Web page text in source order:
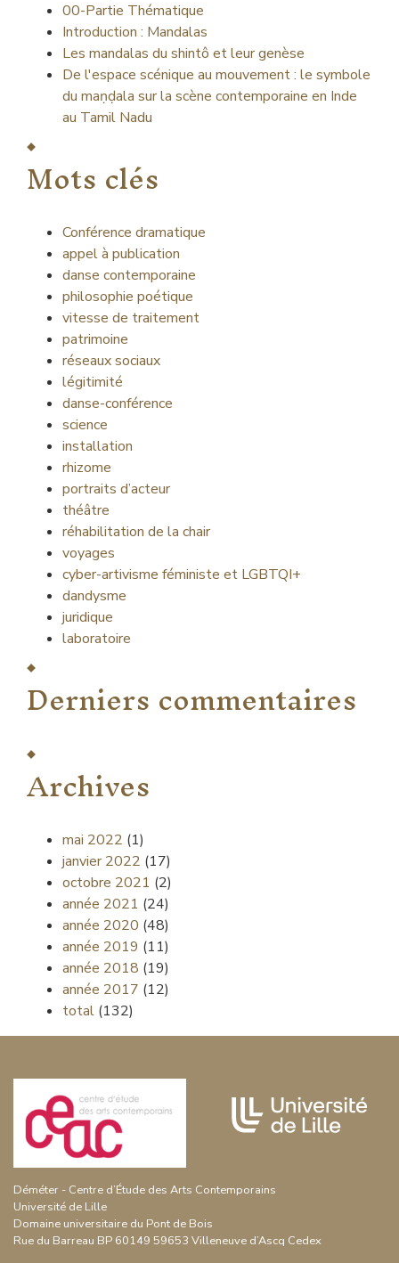
00-Partie Thématique
Introduction : Mandalas
Les mandalas du shintô et leur genèse
De l'espace scénique au mouvement : le symbole
du maṇḍala sur la scène contemporaine en Inde
au Tamil Nadu
Mots clés
Conférence dramatique
appel à publication
danse contemporaine
philosophie poétique
vitesse de traitement
patrimoine
réseaux sociaux
légitimité
danse-conférence
science
installation
rhizome
portraits d’acteur
théâtre
réhabilitation de la chair
voyages
cyber-artivisme féministe et LGBTQI+
dandysme
juridique
laboratoire
Derniers commentaires
Archives
mai 2022 (1)
janvier 2022 (17)
octobre 2021 (2)
année 2021 (24)
année 2020 (48)
année 2019 (11)
année 2018 (19)
année 2017 (12)
total (132)
Déméter - Centre d’Étude des Arts Contemporains
Université de Lille
Domaine universitaire du Pont de Bois
Rue du Barreau BP 60149 59653 Villeneuve d’Ascq Cedex